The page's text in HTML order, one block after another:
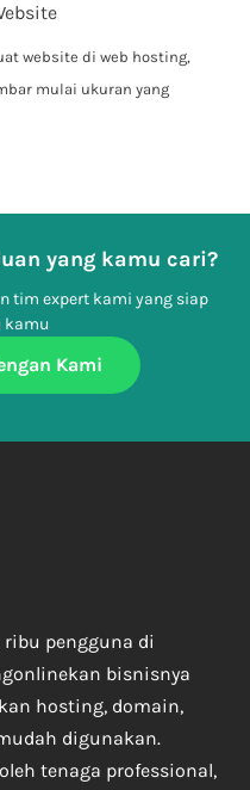
website di web hosting,
mulai ukuran yang
yang kamu cari?
tim expert kami yang siap
kamu
Kami
pengguna di
bisnisnya
hosting, domain,
digunakan.
tenaga professional,